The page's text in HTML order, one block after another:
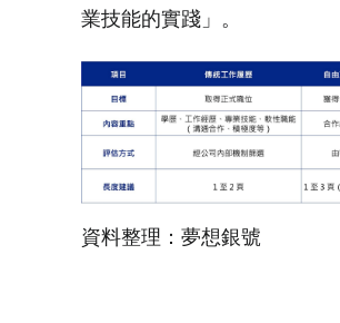
業技能的實踐」。
資料整理：夢想銀號